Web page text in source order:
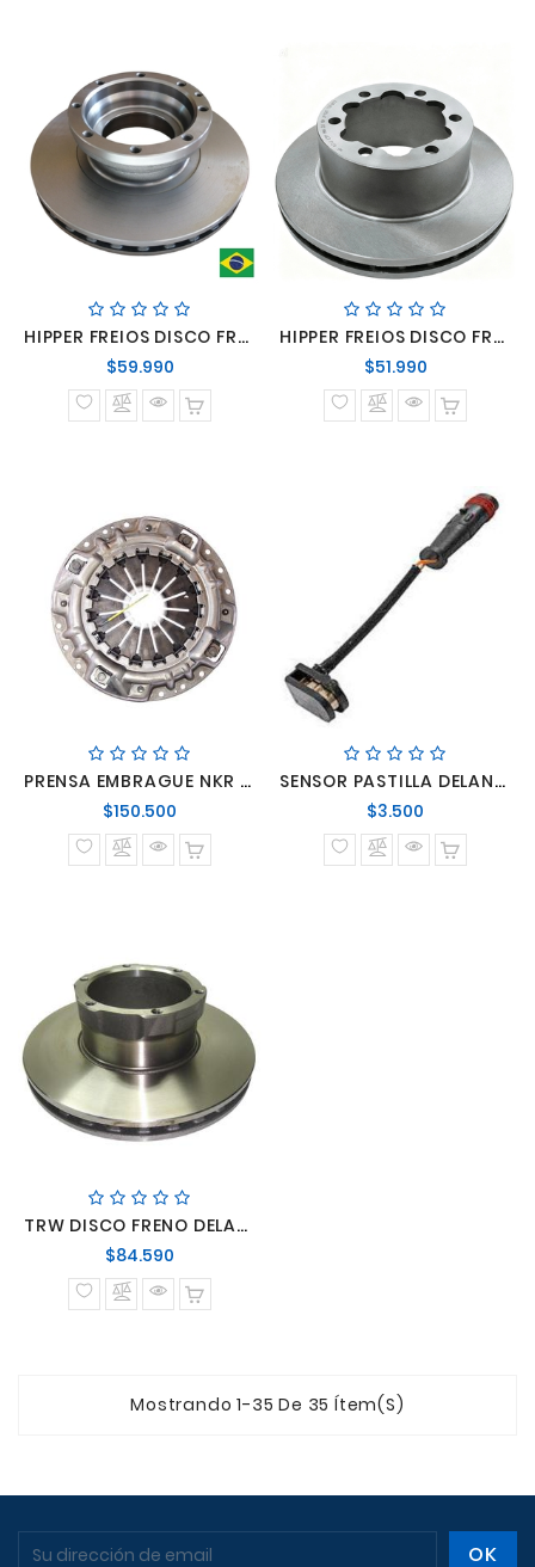
HIPPER FREIOS DISCO FRENO TRASERO MERCEDES BENZ LO-916
$59.990Precio
normal
HIPPER FREIOS DISCO FRENO TRASERO MERCEDES BENZ SPRINTER 415/515/516/517/519
$51.990Precio
normal
PRENSA EMBRAGUE NKR 07> 3.0-4.8 Plato Sobresaliente NKR 07->...3.0 303X189X350
$150.500
normal
SENSOR PASTILLA DELANTERA SPRINTER 515
$3.500
normal
TRW DISCO FRENO DELANTERO LO916 ACCELO 915
$84.590
normal
Mostrando 1-35 De 35 Ítem(s)